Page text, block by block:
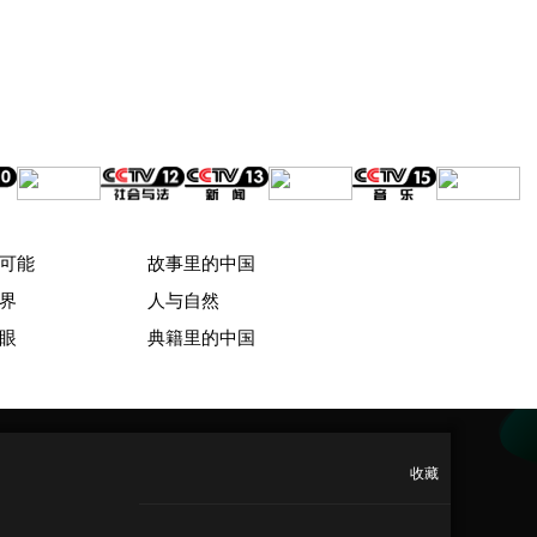
能
故事里的中国
人与自然
典籍里的中国
收藏